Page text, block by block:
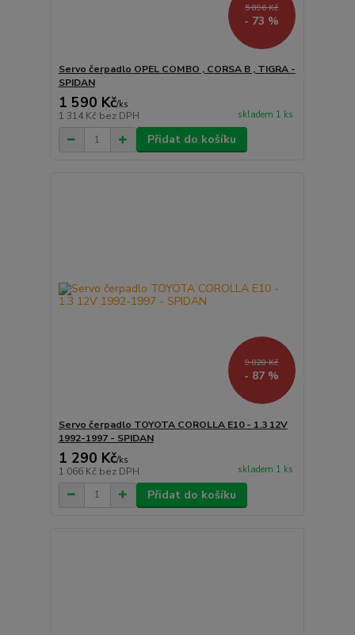
5 896 Kč
- 73 %
Servo čerpadlo OPEL COMBO , CORSA B , TIGRA -
SPIDAN
1 590 Kč/ks
1 314 Kč bez DPH skladem 1 ks
Přidat do košíku
9 828 Kč
- 87 %
Servo čerpadlo TOYOTA COROLLA E10 - 1.3 12V
1992-1997 - SPIDAN
1 290 Kč/ks
1 066 Kč bez DPH skladem 1 ks
Přidat do košíku